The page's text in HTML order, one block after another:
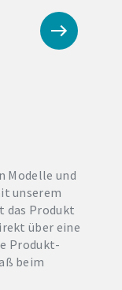
Modelle und
unserem
das Produkt
über eine
Produkt-
beim